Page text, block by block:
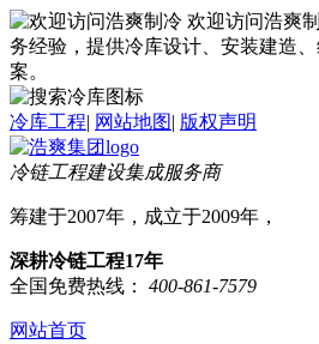
欢迎访问浩爽
务经验，提供冷库设计、安装建造
案。
冷库工程| 网站地图| 版权声明
冷链工程建设集成服务商
筹建于2007年，成立于2009年，
深耕冷链工程17年
全国免费热线：
400-861-7579
网站首页